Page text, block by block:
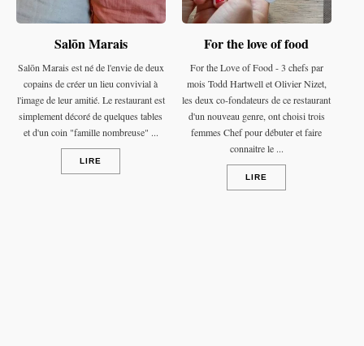
Salōn Marais
Salōn Marais est né de l'envie de deux
copains de créer un lieu convivial à
l'image de leur amitié. Le restaurant est
simplement décoré de quelques tables
et d'un coin "famille nombreuse" ...
LIRE
For the love of food
For the Love of Food - 3 chefs par
mois Todd Hartwell et Olivier Nizet,
les deux co-fondateurs de ce restaurant
d'un nouveau genre, ont choisi trois
femmes Chef pour débuter et faire
connaitre le ...
LIRE